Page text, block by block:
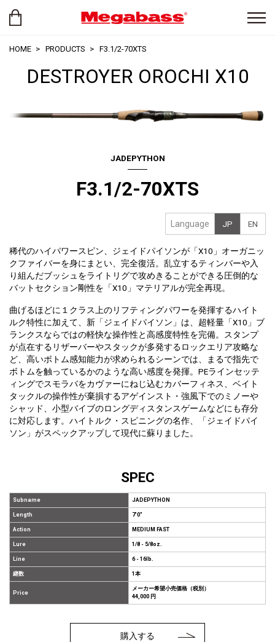
HOME PRODUCTS F3.1/2-70XTS
DESTROYER OROCHI X10
JADEPYTHON
F3.1/2-70XTS
Language JP EN
稀代のハイパワースピン、ジェイドパイソンが「X10」オーガニッ
クファイバーを身にまとい、完全復活。乱立するティンバーや入
り組んだブッシュをライトリグで攻めきることができる圧倒的な
バットセクション剛性を「X10」マテリアルが完全再現。
曲げるほどに１クラス上のリフティングパワーを発揮するハイト
ルク特性に加えて、新「ジェイドパイソン」は、超軽量「X10」ブ
ランクスならではの軽快な操作性と高感度特性を完備。スタンプ
が点在するリザーバーやスタックが多発するロックエリア攻略な
ど、高いボトム感知能力が求められるシーンでは、まるで指先で
ボトムを触っているかのような高い感度を発揮。PEラインセッテ
ィングでスモラバをカヴァーにねじ込むカバーフィネス、ベイト
タックルの操作性が棄損するアゲインスト・強風下でのミノーや
シャッド、小型バイブのロングディスタンスゲームなどにも存分
に対応します。ハイトルク・スピニングの名作、「ジェイドパイ
ソン」がスペックアップして現代に蘇りました。
SPEC
Subname JADEPYTHON
Length 7'0"
Action MEDIUM FAST
Lure 1/8 - 5/8oz.
Line 6 - 16lb.
継数 1本
Price
メーカー希望小売価格（税別）
44,000 円
購入する